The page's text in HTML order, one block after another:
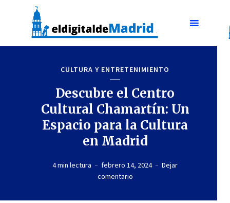
CULTURA Y ENTRETENIMIENTO
Descubre el Centro
Cultural Chamartín: Un
Espacio para la Cultura
en Madrid
4 min lectura febrero 14, 2024
Dejar
comentario